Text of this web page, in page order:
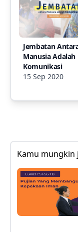
Jembatan
Manusia Adalah
Komunikasi
15 Sep 2020
Kamu mungkin